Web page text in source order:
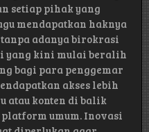
setiap pihak yang
mendapatkan haknya
adanya birokrasi
yang kini mulai beralih
bagi para penggemar
akses lebih
atau konten di balik
umum. Inovasi